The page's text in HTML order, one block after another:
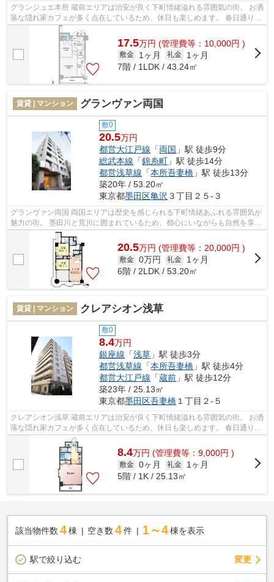
グランジュエ本所 蔵前エリアは治安が良く下町情緒溢れる雰囲気の街。 お洒
落な隠れ家カフェが多く点在しているため、休日も楽しめます。 春日通りに
ある「厩橋(うまやばし)」の下...
17.5万円 (管理費等：10,000円 )
敷金 1ヶ月 礼金
1ヶ月
7階 / 1LDK / 43.24㎡
賃貸 | マンション グランヴァン両国
敷0
20.5万円
都営大江戸線 「両国 」駅 徒歩9分
総武本線 「錦糸町 」駅 徒歩14分
都営浅草線 「本所吾妻橋 」駅 徒歩13分
築20年 / 53.20㎡
東京都墨田区亀沢 ３丁目２５-３
グランヴァン両国 両国エリアは歴史を感じられる下町情緒あふれる雰囲気が
魅力の街。 墨田川と荒川に囲まれているため、都心にいながらも自然を享受
できる環境です。 複数路線利用可...
20.5万円 (管理費等：20,000円 )
敷金 0万円 礼金
1ヶ月
6階 / 2LDK / 53.20㎡
賃貸 | マンション クレアシオン浅草
敷0
8.4万円
銀座線 「浅草 」駅 徒歩3分
都営浅草線 「本所吾妻橋 」駅 徒歩4分
都営大江戸線 「蔵前 」駅 徒歩12分
築23年 / 25.13㎡
東京都墨田区吾妻橋 １丁目２-５
クレアシオン浅草 蔵前エリアは治安が良く下町情緒溢れる雰囲気の街。 お洒
落な隠れ家カフェが多く点在しているため、休日も楽しめます。 春日通りに
ある「厩橋(うまやばし)」の下は...
8.4万円 (管理費等：9,000円 )
敷金 0ヶ月 礼金
1ヶ月
5階 / 1K / 25.13㎡
該当物件数 4棟 空き数 4 件 1～4 棟を表示
駅で絞り込む 変更